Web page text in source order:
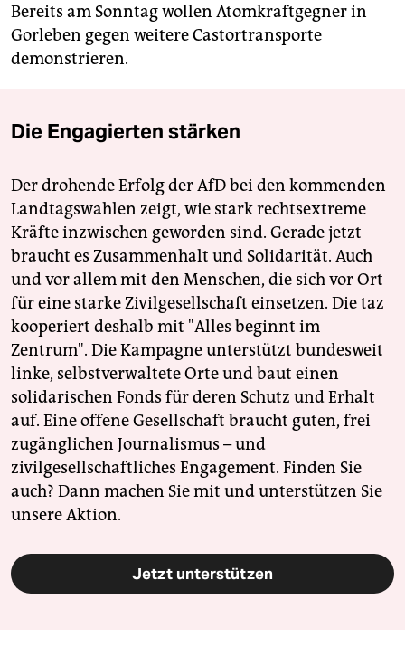
Bereits am Sonntag wollen Atomkraftgegner in
Gorleben gegen weitere Castortransporte
demonstrieren.
Die Engagierten stärken
Der drohende Erfolg der AfD bei den kommenden
Landtagswahlen zeigt, wie stark rechtsextreme
Kräfte inzwischen geworden sind. Gerade jetzt
braucht es Zusammenhalt und Solidarität. Auch
und vor allem mit den Menschen, die sich vor Ort
für eine starke Zivilgesellschaft einsetzen. Die taz
kooperiert deshalb mit "Alles beginnt im
Zentrum". Die Kampagne unterstützt bundesweit
linke, selbstverwaltete Orte und baut einen
solidarischen Fonds für deren Schutz und Erhalt
auf. Eine offene Gesellschaft braucht guten, frei
zugänglichen Journalismus – und
zivilgesellschaftliches Engagement. Finden Sie
auch? Dann machen Sie mit und unterstützen Sie
unsere Aktion.
Jetzt unterstützen